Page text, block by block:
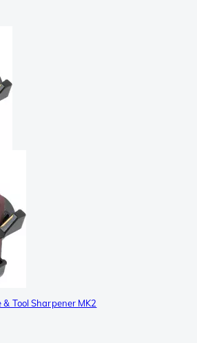
Tool Sharpener MK2